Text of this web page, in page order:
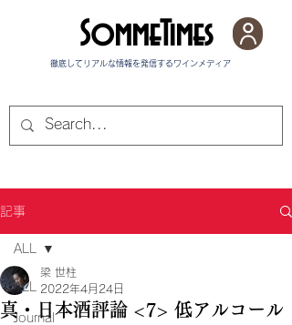
徹底してリアルな情報を発信する​ワインメディア
SommeTimes
記事
ALL
Journal
ALL
真・日本酒評論 <7> 低アルコール
梁 世柱
2022年4月24日